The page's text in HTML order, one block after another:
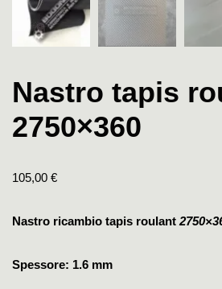
Nastro tapis
2750×360
105,00 €
Nastro ricambio tapis roulant
Spessore: 1.6 mm